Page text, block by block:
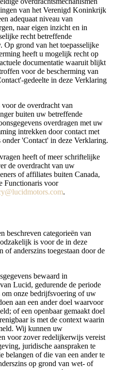
van het Verenigd Koninkrijk
adequaat niveau van
naar eigen inzicht en in
recht betreffende
Op grond van het toepasselijke
heeft u mogelijk recht op
documentatie waaruit blijkt
voor de bescherming van
gedeelte in deze Verklaring
de overdracht van
buiten uw betreffende
overdragen met uw
intrekken door contact met
onder 'Contact' in deze Verklaring.
heeft of meer schriftelijke
de overdracht van uw
of affiliates buiten Canada,
Functionaris voor
.
beschreven categorieën van
is voor de in deze
of anderszins toegestaan door de
bewaard in
Lucid, gedurende de periode
onze bedrijfsvoering of uw
aan een ander doel waarvoor
of een openbaar gemaakt doel
is met de context waarin
Wij kunnen uw
voor zover redelijkerwijs vereist
juridische aanspraken te
belangen of die van een ander te
op grond van wet- of